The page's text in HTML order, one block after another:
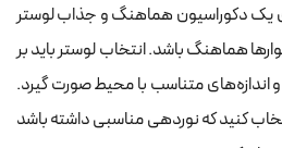
یک دکوراسیون هماهنگ و جذاب لوستر
هماهنگ باشد. انتخاب لوستر باید بر
متناسب با محیط صورت گیرد.
کنید که نوردهی مناسبی داشته باشد